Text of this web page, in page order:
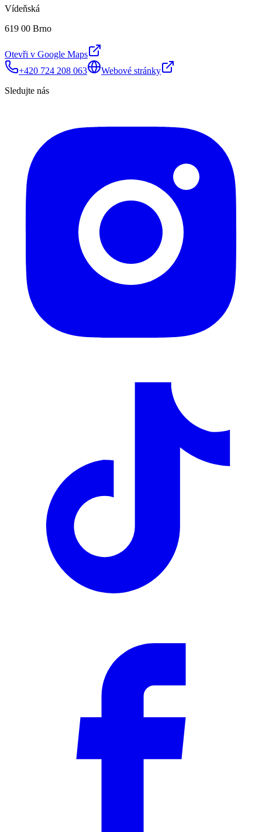
Vídeňská
619 00 Brno
Otevři v Google Maps
+420 724 208 063
Webové stránky
Sledujte nás